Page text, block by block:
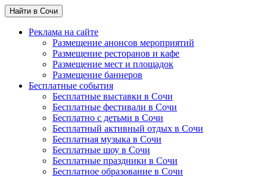
Найти в Сочи
Реклама на сайте
Размещение анонсов мероприятий
Размещение ресторанов и кафе
Размещение мест и площадок
Размещение баннеров
Бесплатные события
Бесплатные выставки в Сочи
Бесплатные фестивали в Сочи
Бесплатно с детьми в Сочи
Бесплатный активный отдых в Сочи
Бесплатная музыка в Сочи
Бесплатные шоу в Сочи
Бесплатные праздники в Сочи
Бесплатное образование в Сочи